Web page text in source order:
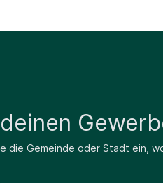
die Gemeinde oder Stadt ein,